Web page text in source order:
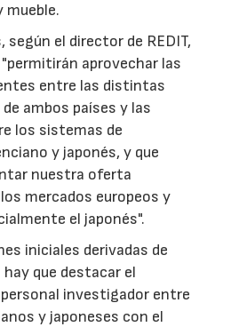
mueble.
según el director de REDIT,
aprovechar las
entre las distintas
ambos países y las
los sistemas de
y japonés, y que
nuestra oferta
mercados europeos y
el japonés".
iniciales derivadas de
que destacar el
investigador entre
y japoneses con el